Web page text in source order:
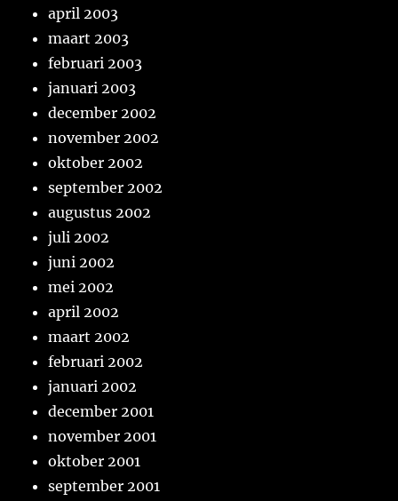
april 2003
maart 2003
februari 2003
januari 2003
december 2002
november 2002
oktober 2002
september 2002
augustus 2002
juli 2002
juni 2002
mei 2002
april 2002
maart 2002
februari 2002
januari 2002
december 2001
november 2001
oktober 2001
september 2001